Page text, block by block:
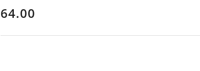
cena:
64.00